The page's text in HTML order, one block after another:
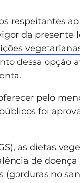
respeitantes
da presente
dessa opção
pelo
foi
as dietas
de doença
no